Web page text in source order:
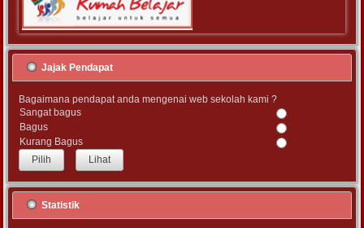
Jajak Pendapat
Bagaimana pendapat anda mengenai web sekolah kami ?
Sangat bagus
Bagus
Kurang Bagus
Lihat
Statistik